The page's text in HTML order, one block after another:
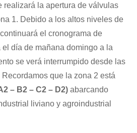
realizará la apertura de válvulas
1. Debido a los altos niveles de
el cronograma de
día de mañana domingo a la
se verá interrumpido desde las
que la zona 2 está
– B2 – C2 – D2) abarcando
liviano y agroindustrial